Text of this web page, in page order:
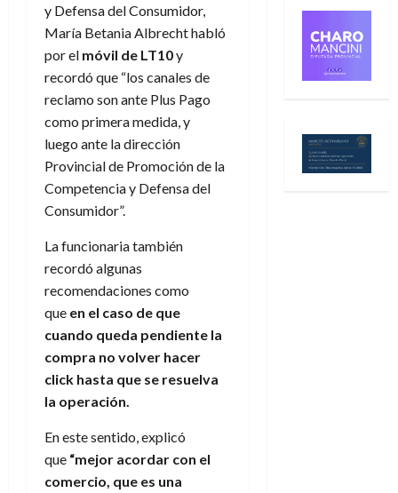
y Defensa del Consumidor,
María Betania Albrecht habló
por el móvil de LT10y
recordó que “los canales de
reclamo son ante Plus Pago
como primera medida, y
luego ante la dirección
Provincial de Promoción de la
Competencia y Defensa del
Consumidor”.
La funcionaria también
recordó algunas
recomendaciones como
que en el caso de que
cuando queda pendiente la
compra no volver hacer
click hasta que se resuelva
la operación.
En este sentido, explicó
que “mejor acordar con el
comercio, que es una